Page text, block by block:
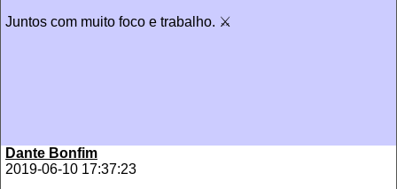
Juntos com muito foco e trabalho. ⚔
Dante Bonfim
2019-06-10 17:37:23